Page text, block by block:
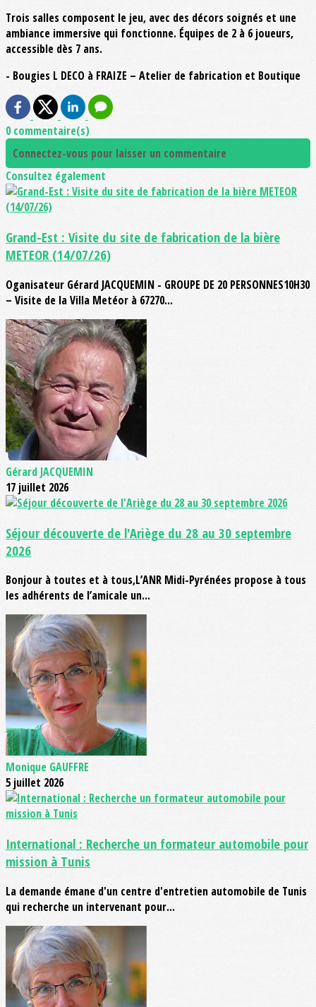
Trois salles composent le jeu, avec des décors soignés et une
ambiance immersive qui fonctionne. Équipes de 2 à 6 joueurs,
accessible dès 7 ans.
- Bougies L DECO à FRAIZE – Atelier de fabrication et Boutique
0 commentaire(s)
Connectez-vous pour laisser un commentaire
Consultez également
Grand-Est : Visite du site de fabrication de la bière
METEOR (14/07/26)
Oganisateur Gérard JACQUEMIN - GROUPE DE 20 PERSONNES10H30
– Visite de la Villa Metéor à 67270...
Gérard JACQUEMIN
17 juillet 2026
Séjour découverte de l'Ariège du 28 au 30 septembre
2026
Bonjour à toutes et à tous,L’ANR Midi-Pyrénées propose à tous
les adhérents de l’amicale un...
Monique GAUFFRE
5 juillet 2026
International : Recherche un formateur automobile pour
mission à Tunis
La demande émane d'un centre d'entretien automobile de Tunis
qui recherche un intervenant pour...